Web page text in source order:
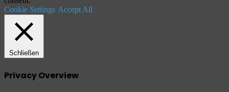
Cookie Settings Accept All
Schließen
Privacy Overview